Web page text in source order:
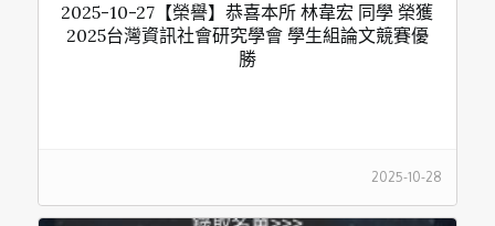
2025-10-27【榮譽】恭喜本所 林韋宏 同學 榮獲
2025台灣資訊社會研究學會 學生組論文競賽優
勝
2025-10-28